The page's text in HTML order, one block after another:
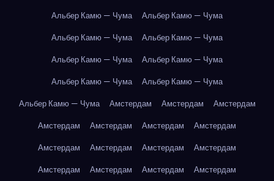
Альбер Камю — Чума
Альбер Камю — Чума
Альбер Камю — Чума
Альбер Камю — Чума
Альбер Камю — Чума
Альбер Камю — Чума
Альбер Камю — Чума
Альбер Камю — Чума
Альбер Камю — Чума
Амстердам Амстердам
Амстердам
Амстердам
Амстердам Амстердам
Амстердам
Амстердам
Амстердам Амстердам
Амстердам
Амстердам
Амстердам Амстердам
Амстердам